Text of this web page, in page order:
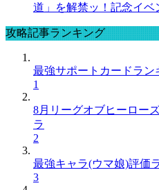
道」を解禁ッ！記念イベ
攻略記事ランキング
最強サポートカードラン
1
8月リーグオブヒーロー
ラ
2
最強キャラ(ウマ娘)評価
3